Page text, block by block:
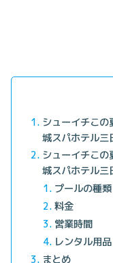
シューイチこ
城スパホテル三
シューイチこ
城スパホテル
プールの種類
料金
営業時間
レンタル用品
まとめ